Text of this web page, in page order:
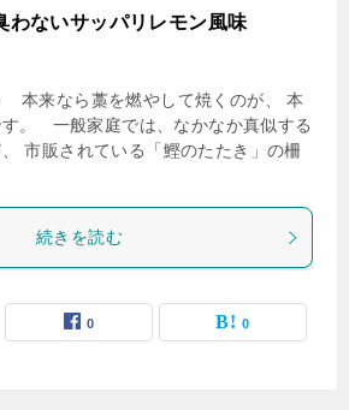
わないサッパリレモン風味
来なら藁を燃やして焼くのが、 本
。 一般家庭では、なかなか真似する
市販されている「鰹のたたき」の柵
続きを読む
0 0